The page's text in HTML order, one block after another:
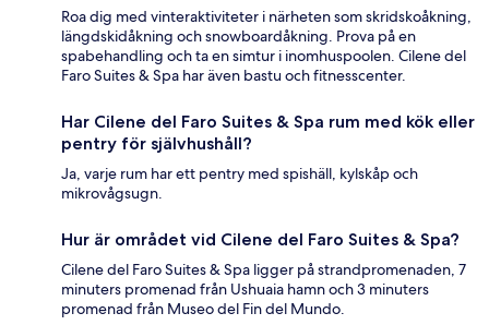
Roa dig med vinteraktiviteter i närheten som skridskoåkning,
längdskidåkning och snowboardåkning. Prova på en
spabehandling och ta en simtur i inomhuspoolen. Cilene del
Faro Suites & Spa har även bastu och fitnesscenter.
Har Cilene del Faro Suites & Spa rum med kök eller
pentry för självhushåll?
Ja, varje rum har ett pentry med spishäll, kylskåp och
mikrovågsugn.
Hur är området vid Cilene del Faro Suites & Spa?
Cilene del Faro Suites & Spa ligger på strandpromenaden, 7
minuters promenad från Ushuaia hamn och 3 minuters
promenad från Museo del Fin del Mundo.